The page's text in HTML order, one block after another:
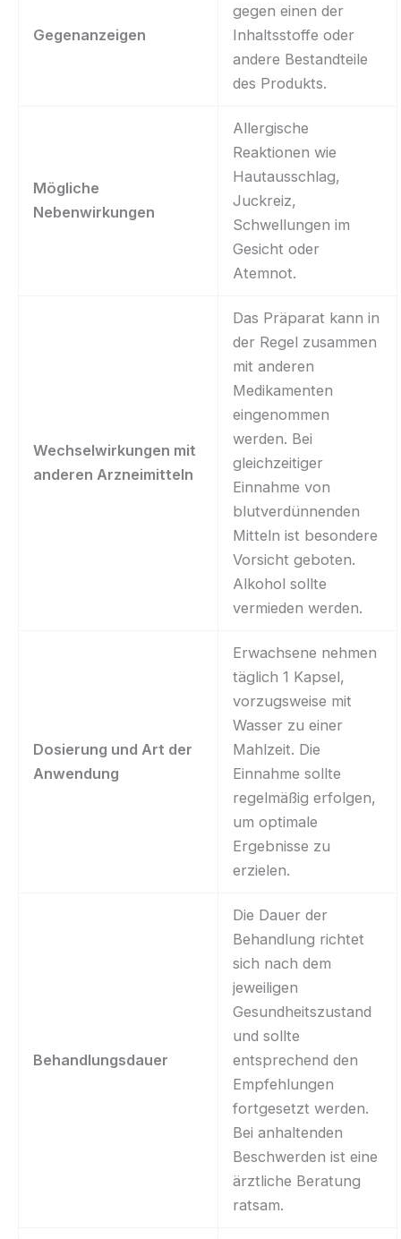
Gegenanzeigen
gegen einen der
Inhaltsstoffe oder
andere Bestandteile
des Produkts.
Mögliche
Nebenwirkungen
Allergische
Reaktionen wie
Hautausschlag,
Juckreiz,
Schwellungen im
Gesicht oder
Atemnot.
Wechselwirkungen mit
anderen Arzneimitteln
Das Präparat kann in
der Regel zusammen
mit anderen
Medikamenten
eingenommen
werden. Bei
gleichzeitiger
Einnahme von
blutverdünnenden
Mitteln ist besondere
Vorsicht geboten.
Alkohol sollte
vermieden werden.
Dosierung und Art der
Anwendung
Erwachsene nehmen
täglich 1 Kapsel,
vorzugsweise mit
Wasser zu einer
Mahlzeit. Die
Einnahme sollte
regelmäßig erfolgen,
um optimale
Ergebnisse zu
erzielen.
Behandlungsdauer
Die Dauer der
Behandlung richtet
sich nach dem
jeweiligen
Gesundheitszustand
und sollte
entsprechend den
Empfehlungen
fortgesetzt werden.
Bei anhaltenden
Beschwerden ist eine
ärztliche Beratung
ratsam.